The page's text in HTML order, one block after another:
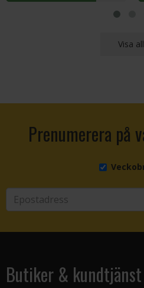
Visa
Prenumerera på
Butiker & kundtjänst